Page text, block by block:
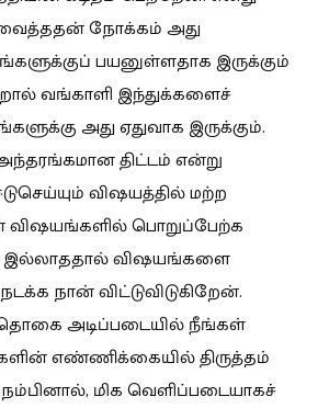
நோக்கம் அது
பயனுள்ளதாக இருக்கும்
வங்காளி இந்துக்களைச்
அது ஏதுவாக இருக்கும்.
திட்டம் என்று
விஷயத்தில் மற்ற
பொறுப்பேற்க
இல்லாததால் விஷயங்களை
நான் விட்டுவிடுகிறேன்.
அடிப்படையில் நீங்கள்
எண்ணிக்கையில் திருத்தம்
மிக வெளிப்படையாகச்